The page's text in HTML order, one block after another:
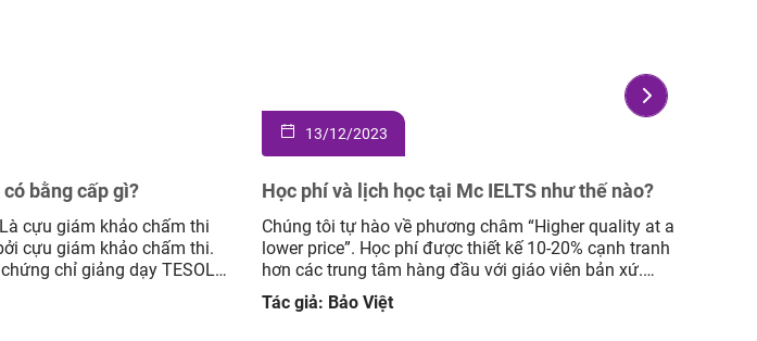
bằng cấp gì?
cựu giám khảo chấm thi
cựu giám khảo chấm thi.
chỉ giảng dạy TESOL
Nam IELTS 8.0+, chứng chỉ
Có nhiều năm kinh
13/12/2023
Học phí và lịch học tại Mc IELTS như thế nào?
Chúng tôi tự hào về phương châm “Higher quality at a
lower price”. Học phí được thiết kế 10-20% cạnh tranh
hơn các trung tâm hàng đầu với giáo viên bản xứ.
Xem thêm học phí, thông tin lớp học Offline. Xem thêm
học phí, thông tin lớp học Online. Xem thêm lịch khai
Tác giả: Bảo Việt